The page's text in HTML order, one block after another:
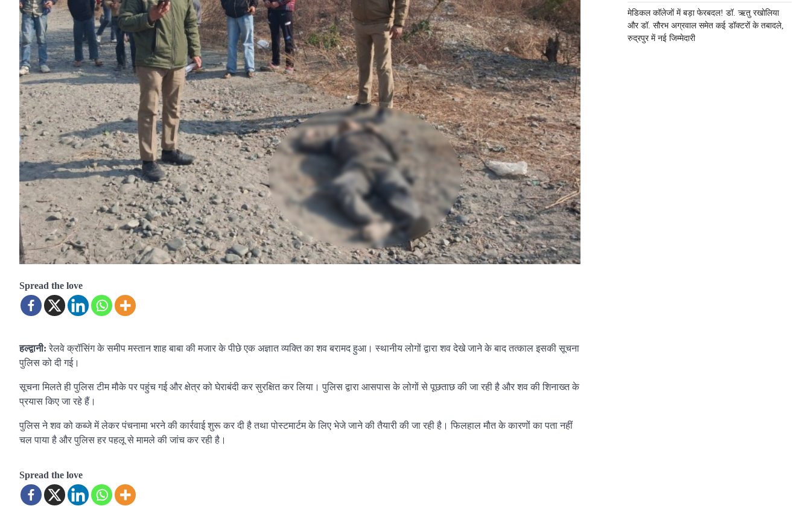
Spread the love
हल्द्वानी:रेलवे क्रॉसिंग के समीप मस्तान शाह बाबा की मजार के पीछे एक अज्ञात व्यक्ति का शव बरामद हुआ। स्थानीय लोगों द्वारा शव देखे जाने के बाद तत्काल इसकी सूचना
पुलिस को दी गई।
सूचना मिलते ही पुलिस टीम मौके पर पहुंच गई और क्षेत्र को घेराबंदी कर सुरक्षित कर लिया। पुलिस द्वारा आसपास के लोगों से पूछताछ की जा रही है और शव की शिनाख्त के
प्रयास किए जा रहे हैं।
पुलिस ने शव को कब्जे में लेकर पंचनामा भरने की कार्रवाई शुरू कर दी है तथा पोस्टमार्टम के लिए भेजे जाने की तैयारी की जा रही है। फिलहाल मौत के कारणों का पता नहीं
चल पाया है और पुलिस हर पहलू से मामले की जांच कर रही है।
Spread the love
मेडिकल कॉलेजों में बड़ा फेरबदल! डॉ. ऋतु रखोलिया
और डॉ. सौरभ अग्रवाल समेत कई डॉक्टरों के तबादले,
रुद्रपुर में नई जिम्मेदारी